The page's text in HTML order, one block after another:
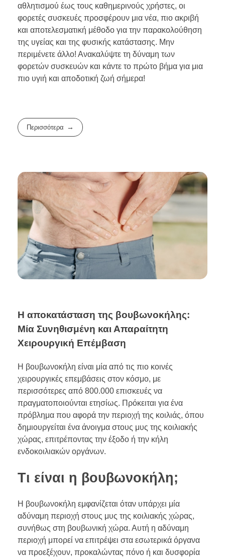
αθλητισμού έως τους καθημερινούς χρήστες, οι
φορετές συσκευές προσφέρουν μια νέα, πιο ακριβή
και αποτελεσματική μέθοδο για την παρακολούθηση
της υγείας και της φυσικής κατάστασης. Μην
περιμένετε άλλο! Ανακαλύψτε τη δύναμη των
φορετών συσκευών και κάντε το πρώτο βήμα για μια
πιο υγιή και αποδοτική ζωή σήμερα!
Περισσότερα
Η αποκατάσταση της βουβωνοκήλης:
Μία Συνηθισμένη και Απαραίτητη
Χειρουργική Επέμβαση
Η βουβωνοκήλη είναι μία από τις πιο κοινές
χειρουργικές επεμβάσεις στον κόσμο, με
περισσότερες από 800.000 επισκευές να
πραγματοποιούνται ετησίως. Πρόκειται για ένα
πρόβλημα που αφορά την περιοχή της κοιλιάς, όπου
δημιουργείται ένα άνοιγμα στους μυς της κοιλιακής
χώρας, επιτρέποντας την έξοδο ή την κήλη
ενδοκοιλιακών οργάνων.
Τι είναι η βουβωνοκήλη;
Η βουβωνοκήλη εμφανίζεται όταν υπάρχει μία
αδύναμη περιοχή στους μυς της κοιλιακής χώρας,
συνήθως στη βουβωνική χώρα. Αυτή η αδύναμη
περιοχή μπορεί να επιτρέψει στα εσωτερικά όργανα
να προεξέχουν, προκαλώντας πόνο ή και δυσφορία